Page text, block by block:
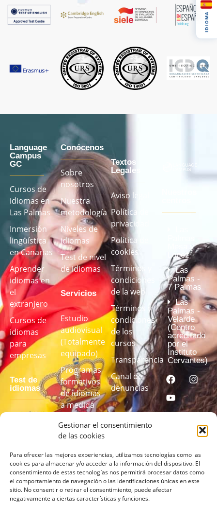
Gestionar el consentimiento
de las cookies
Para ofrecer las mejores experiencias, utilizamos tecnologías como las
cookies para almacenar y/o acceder a la información del dispositivo. El
consentimiento de estas tecnologías nos permitirá procesar datos como
el comportamiento de navegación o las identificaciones únicas en este
sitio. No consentir o retirar el consentimiento, puede afectar
negativamente a ciertas características y funciones.
Language
Campus
GC
Cursos de
idiomas en
Las Palmas
Inmersión
lingüística
en Canarias
Aprender
idiomas en
el
extranjero
Cursos de
idiomas
para
empresas
Test de
idiomas
para
conocer tu
nivel
REALIZA
Conócenos
Sobre
nosotros
Nuestra
metodología
Niveles de
idiomas
Test de nivel
de idiomas
Servicios
Estudio
audiovisual
(Totalmente
equipado)
Programas
formativos
de idiomas
a medida
Textos
Legales
Aviso legal
Política de
privacidad
Política de
cookies
Términos y
condiciones
de la web
Términos y
condiciones
de los
cursos
Transparencia
Canal de
denuncias
Mesa y
López
Las
Palmas -
7 Palmas
Las
Palmas -
Velarde
(Centro
acreditado
por el
Instituto
Cervantes)
IDIOMA